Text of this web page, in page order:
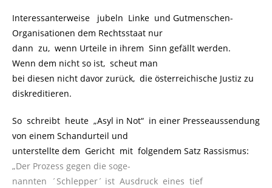
Interessanterweise jubeln Linke und Gutmenschen-
Organisationen dem Rechtsstaat nur
dann zu, wenn Urteile in ihrem Sinn gefällt werden.
Wenn dem nicht so ist, scheut man
bei diesen nicht davor zurück, die österreichische Justiz zu
diskreditieren.
So schreibt heute „Asyl in Not“ in einer Presseaussendung
von einem Schandurteil und
unterstellte dem Gericht mit folgendem Satz Rassismus:
„Der Prozess gegen die soge-
nannten ´Schlepper´ ist Ausdruck eines tief